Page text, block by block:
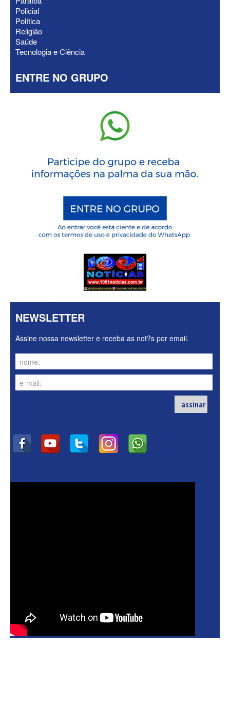
Policial
Política
Religião
Saúde
Tecnologia e Ciência
ENTRE NO GRUPO
NEWSLETTER
Assine nossa newsletter e receba as not?s por email.